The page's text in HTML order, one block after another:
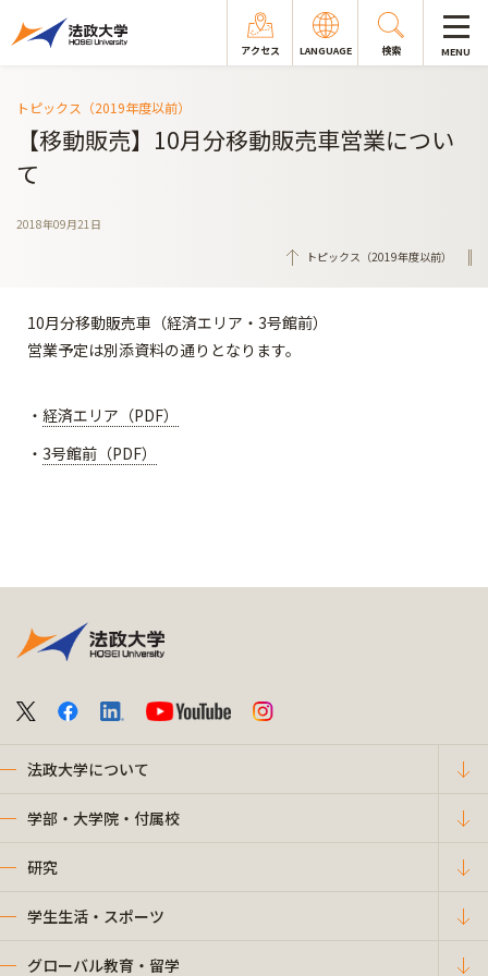
アクセス LANGUAGE 検索 MENU
トピックス（2019年度以前）
【移動販売】10月分移動販売車営業につい
て
2018年09月21日
トピックス（2019年度以前）
10月分移動販売車（経済エリア・3号館前）
営業予定は別添資料の通りとなります。
・ 経済エリア（PDF）
・ 3号館前（PDF）
法政大学について
学部・大学院・付属校
研究
学生生活・スポーツ
グローバル教育・留学